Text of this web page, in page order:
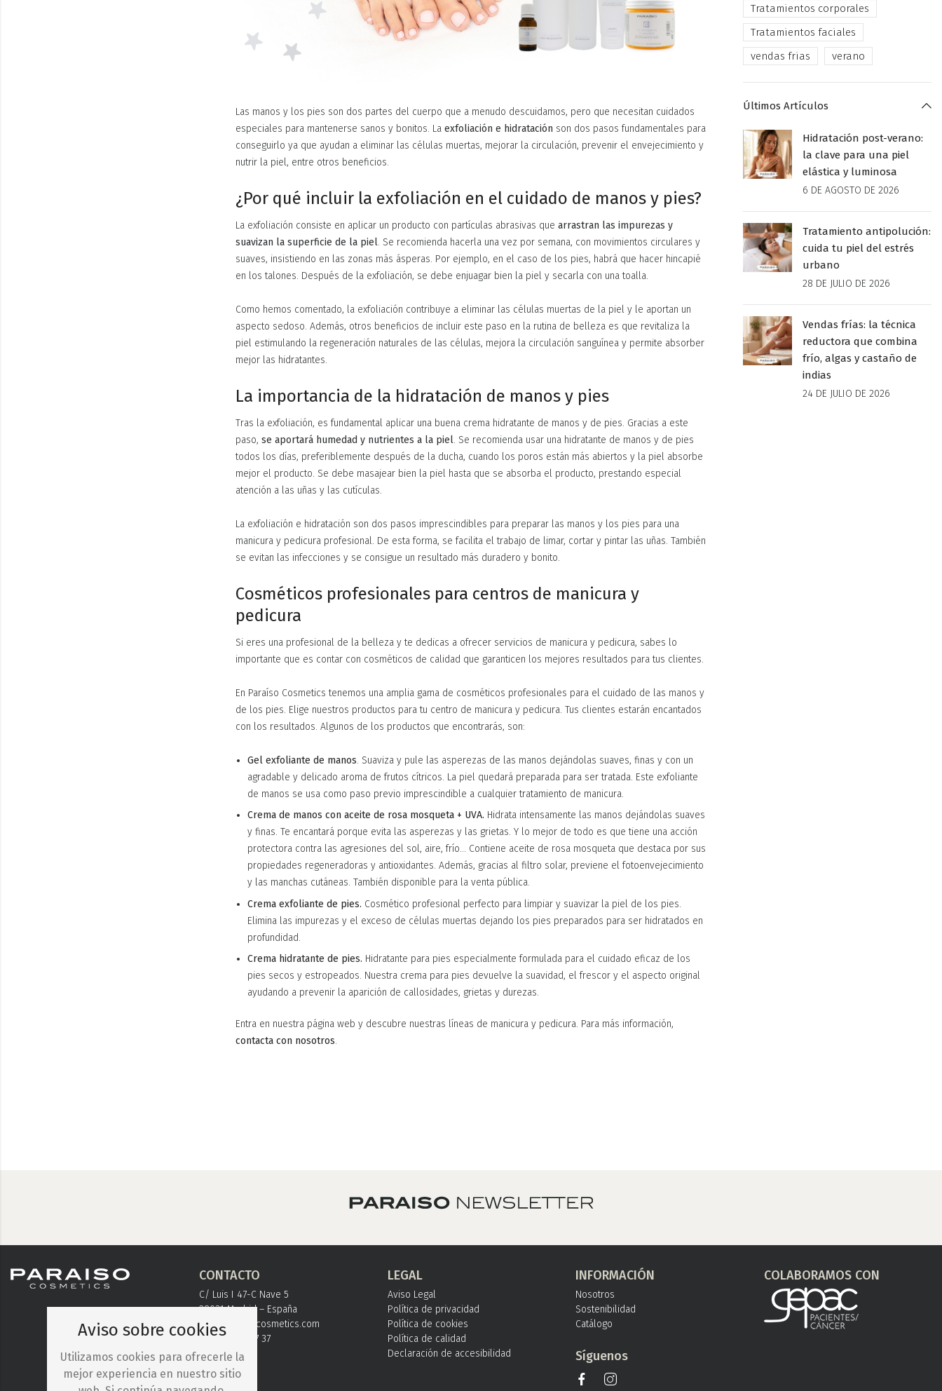
Las manos y los pies son dos partes del cuerpo que a menudo descuidamos, pero que necesitan cuidados
especiales para mantenerse sanos y bonitos. La exfoliación e hidratación son dos pasos fundamentales para
conseguirlo ya que ayudan a eliminar las células muertas, mejorar la circulación, prevenir el envejecimiento y
nutrir la piel, entre otros beneficios.
¿Por qué incluir la exfoliación en el cuidado de manos y pies?
La exfoliación consiste en aplicar un producto con partículas abrasivas que arrastran las impurezas y
suavizan la superficie de la piel. Se recomienda hacerla una vez por semana, con movimientos circulares y
suaves, insistiendo en las zonas más ásperas. Por ejemplo, en el caso de los pies, habrá que hacer hincapié
en los talones. Después de la exfoliación, se debe enjuagar bien la piel y secarla con una toalla.
Como hemos comentado, la exfoliación contribuye a eliminar las células muertas de la piel y le aportan un
aspecto sedoso. Además, otros beneficios de incluir este paso en la rutina de belleza es que revitaliza la
piel estimulando la regeneración naturales de las células, mejora la circulación sanguínea y permite absorber
mejor las hidratantes.
La importancia de la hidratación de manos y pies
Tras la exfoliación, es fundamental aplicar una buena crema hidratante de manos y de pies. Gracias a este
paso, se aportará humedad y nutrientes a la piel. Se recomienda usar una hidratante de manos y de pies
todos los días, preferiblemente después de la ducha, cuando los poros están más abiertos y la piel absorbe
mejor el producto. Se debe masajear bien la piel hasta que se absorba el producto, prestando especial
atención a las uñas y las cutículas.
La exfoliación e hidratación son dos pasos imprescindibles para preparar las manos y los pies para una
manicura y pedicura profesional. De esta forma, se facilita el trabajo de limar, cortar y pintar las uñas. También
se evitan las infecciones y se consigue un resultado más duradero y bonito.
Cosméticos profesionales para centros de manicura y
pedicura
Si eres una profesional de la belleza y te dedicas a ofrecer servicios de manicura y pedicura, sabes lo
importante que es contar con cosméticos de calidad que garanticen los mejores resultados para tus clientes.
En Paraíso Cosmetics tenemos una amplia gama de cosméticos profesionales para el cuidado de las manos y
de los pies. Elige nuestros productos para tu centro de manicura y pedicura. Tus clientes estarán encantados
con los resultados. Algunos de los productos que encontrarás, son:
Gel exfoliante de manos. Suaviza y pule las asperezas de las manos dejándolas suaves, finas y con un
agradable y delicado aroma de frutos cítricos. La piel quedará preparada para ser tratada. Este exfoliante
de manos se usa como paso previo imprescindible a cualquier tratamiento de manicura.
Crema de manos con aceite de rosa mosqueta + UVA. Hidrata intensamente las manos dejándolas suaves
y finas. Te encantará porque evita las asperezas y las grietas. Y lo mejor de todo es que tiene una acción
protectora contra las agresiones del sol, aire, frío… Contiene aceite de rosa mosqueta que destaca por sus
propiedades regeneradoras y antioxidantes. Además, gracias al filtro solar, previene el fotoenvejecimiento
y las manchas cutáneas. También disponible para la venta pública.
Crema exfoliante de pies. Cosmético profesional perfecto para limpiar y suavizar la piel de los pies.
Elimina las impurezas y el exceso de células muertas dejando los pies preparados para ser hidratados en
profundidad.
Crema hidratante de pies. Hidratante para pies especialmente formulada para el cuidado eficaz de los
pies secos y estropeados. Nuestra crema para pies devuelve la suavidad, el frescor y el aspecto original
ayudando a prevenir la aparición de callosidades, grietas y durezas.
Entra en nuestra página web y descubre nuestras líneas de manicura y pedicura. Para más información,
contacta con nosotros.
Tratamientos corporales
Tratamientos faciales
vendas frias
verano
Últimos Artículos
Hidratación post-verano:
la clave para una piel
elástica y luminosa
6 DE AGOSTO DE 2026
Tratamiento antipolución:
cuida tu piel del estrés
urbano
28 DE JULIO DE 2026
Vendas frías: la técnica
reductora que combina
frío, algas y castaño de
indias
24 DE JULIO DE 2026
CONTACTO
C/ Luis I 47-C Nave 5
28031 Madrid – España
info@paraisocosmetics.com
+ 34 91 778 37 37
LEGAL
Aviso Legal
Política de privacidad
Política de cookies
Política de calidad
Declaración de accesibilidad
INFORMACIÓN
Nosotros
Sostenibilidad
Catálogo
Síguenos
COLABORAMOS CON
Aviso sobre cookies
Utilizamos cookies para ofrecerle la
mejor experiencia en nuestro sitio